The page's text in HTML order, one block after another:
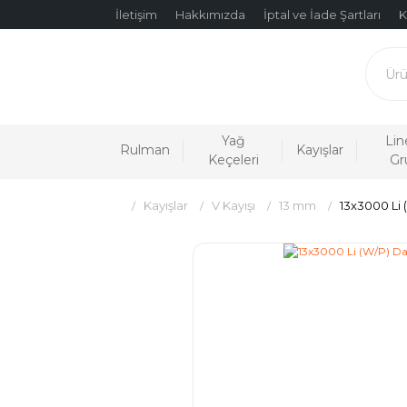
İletişim Hakkımızda İptal ve İade Şartları
Rulman
Yağ
Keçeleri
Kayışlar
Kayışlar V Kayışı 13 mm 13x3000 Li